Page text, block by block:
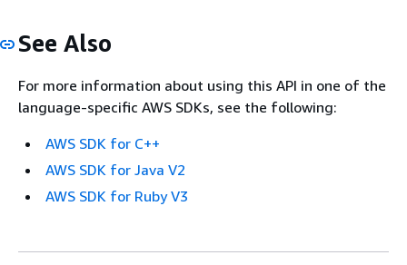
See Also
For more information about using this API in one of the
language-specific AWS SDKs, see the following:
AWS SDK for C++
AWS SDK for Java V2
AWS SDK for Ruby V3